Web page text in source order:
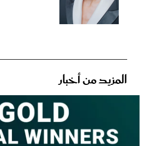
المزيد من أخبار